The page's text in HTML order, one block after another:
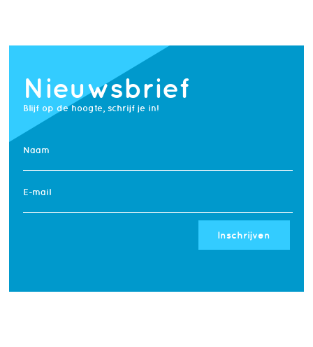
Nieuwsbrief
Blijf op de hoogte, schrijf je in!
Naam
E-mail
Inschrijven